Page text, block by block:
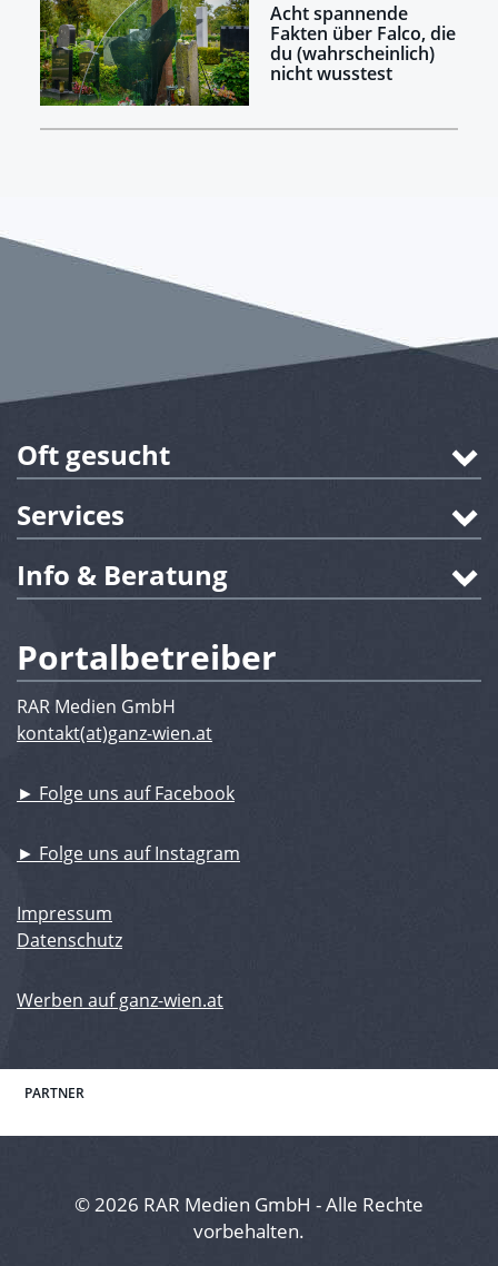
Acht spannende
Fakten über Falco, die
du (wahrscheinlich)
nicht wusstest
Oft gesucht
Services
Info & Beratung
Portalbetreiber
RAR Medien GmbH
kontakt(at)ganz-wien.at
► Folge uns auf Facebook
► Folge uns auf Instagram
Impressum
Datenschutz
Werben auf ganz-wien.at
PARTNER
© 2026 RAR Medien GmbH - Alle Rechte
vorbehalten.